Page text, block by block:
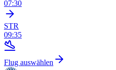
07:30
STR
09:35
Flug auswählen